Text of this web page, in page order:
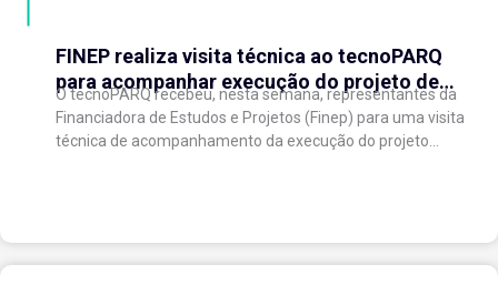
FINEP realiza visita técnica ao tecnoPARQ
para acompanhar execução do projeto de
expansão do Parque Tecnológico
O tecnoPARQ recebeu, nesta semana, representantes da
Financiadora de Estudos e Projetos (Finep) para uma visita
técnica de acompanhamento da execução do projeto